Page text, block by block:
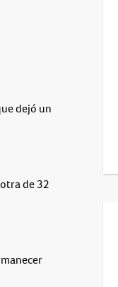
dejó un
de 32